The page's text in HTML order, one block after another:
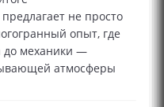
не просто
опыт, где
до механики —
атмосферы